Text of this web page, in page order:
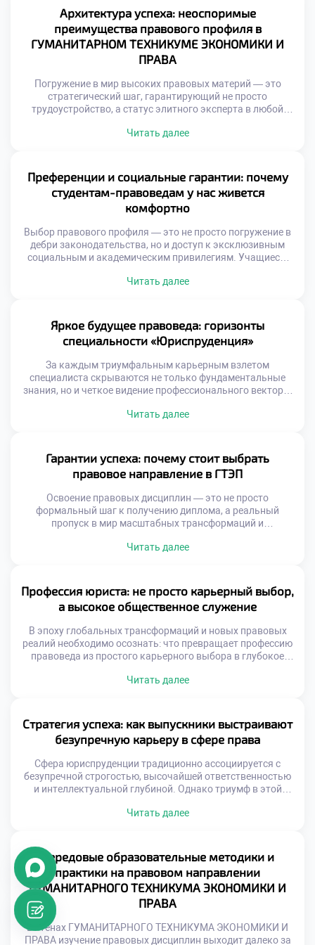
московском техникуме становится тем самым надежным
компасом, который помогает будущим экспертам
эффективно овладевать сложными […]
Архитектура успеха: неоспоримые
преимущества правового профиля в
ГУМАНИТАРНОМ ТЕХНИКУМЕ ЭКОНОМИКИ И
ПРАВА
Погружение в мир высоких правовых материй — это
стратегический шаг, гарантирующий не просто
трудоустройство, а статус элитного эксперта в любой
законотворчества, судебной практики и международных
любой сложности. Именно поэтому продуманное
обучение в московском техникуме становится тем самым
надежным трамплином, […]
Читать далее
Преференции и социальные гарантии: почему
студентам-правоведам у нас живется
комфортно
Выбор правового профиля — это не просто погружение в
дебри законодательства, но и доступ к эксклюзивным
социальным и академическим привилегиям. Учащиеся,
обретают мощный фундамент для личного и карьерного
в мир больших возможностей, где каждый студент
окружен заботой и […]
Читать далее
Яркое будущее правоведа: горизонты
специальности «Юриспруденция»
За каждым триумфальным карьерным взлетом
специалиста скрываются не только фундаментальные
знания, но и четкое видение профессионального вектора.
справедливости, охватывая в своей деятельности всё: от
обучение в московском техникуме становится тем самым
надежным стартом, который позволяет будущим
экспертам не просто освоить нормы, […]
Читать далее
Гарантии успеха: почему стоит выбрать
правовое направление в ГТЭП
Освоение правовых дисциплин — это не просто
формальный шаг к получению диплома, а реальный
пропуск в мир масштабных трансформаций и
мастеров своего дела учащиеся прокачивают
юридическая практика. Именно поэтому качественное
обучение в московском техникуме становится той самой
надежной гарантией, которая […]
Читать далее
Профессия юриста: не просто карьерный выбор,
а высокое общественное служение
В эпоху глобальных трансформаций и новых правовых
реалий необходимо осознать: что превращает профессию
правоведа из простого карьерного выбора в глубокое
неизбежно приходим к пониманию фундаментальной
техникуме становится тем самым надежным
фундаментом, который позволяет будущим специалистам
[…]
Читать далее
Стратегия успеха: как выпускники выстраивают
безупречную карьеру в сфере права
Сфера юриспруденции традиционно ассоциируется с
безупречной строгостью, высочайшей ответственностью
и интеллектуальной глубиной. Однако триумф в этой
знаний законов, но и от таланта виртуозно применять их
надежным трамплином, который позволяет будущим
специалистам заложить фундамент для долгосрочного
профессионального […]
Читать далее
Передовые образовательные методики и
практики на правовом направлении
ГУМАНИТАРНОГО ТЕХНИКУМА ЭКОНОМИКИ И
ПРАВА
В стенах ГУМАНИТАРНОГО ТЕХНИКУМА ЭКОНОМИКИ И
ПРАВА изучение правовых дисциплин выходит далеко за